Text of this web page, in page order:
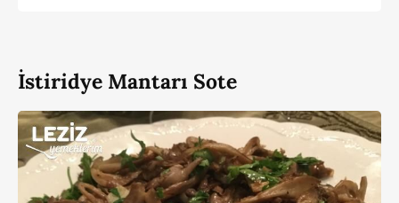
İstiridye Mantarı Sote